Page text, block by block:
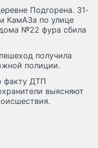
Подгорена. 31-
КамАЗа по улице
№22 фура сбила
получила
полиции.
факту ДТП
выясняют